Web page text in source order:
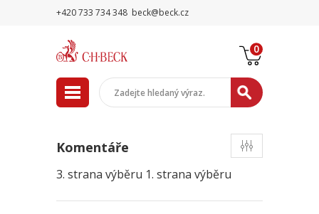
+420 733 734 348 beck@beck.cz
0
Komentáře
3. strana výběru 1. strana výběru